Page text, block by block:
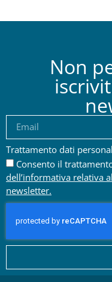
Non
Trattamento dati
Consento il
dell’informativa relativa
newsletter.